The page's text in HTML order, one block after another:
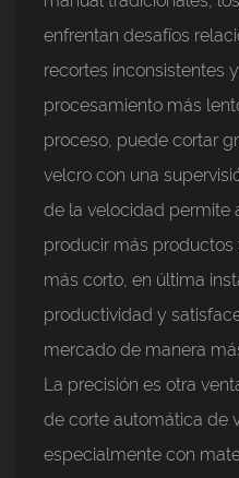
enfrentan desafíos
recortes inconsistentes
procesamiento más
proceso, puede cortar
velcro con una
de la velocidad permite
producir más
más corto, en última
productividad y
mercado de manera
La precisión es otra
de corte automática de
especialmente con